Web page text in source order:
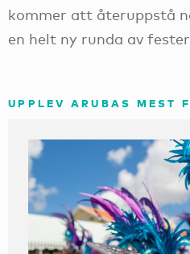
kommer att återuppstå
en helt ny runda av
UPPLEV ARUBAS MEST